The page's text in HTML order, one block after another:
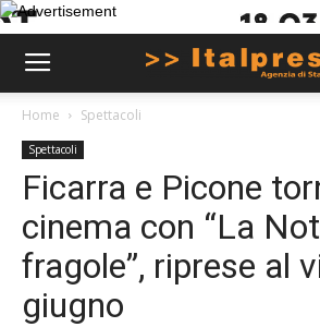
Home Spettacoli
Spettacoli
Ficarra e Picone
cinema con “La
fragole”, riprese al
giugno